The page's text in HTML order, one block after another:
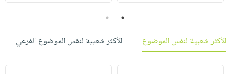
1
2
الأكثر شعبية لنفس الموضوع
الأكثر شعبية لنفس الموضوع الفرعي